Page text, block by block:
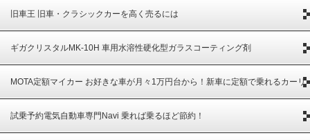
旧車王 旧車・クラシックカーを高く売るには
ギガクリスタルMK-10H 車用水溶性硬化型ガラスコーティング剤
MOTA定額マイカー お好きな車が月々1万円台から！新車に定額で乗れるカーリ
ース
試乗予約電気自動車専門Navi 乗れば乗るほど節約！